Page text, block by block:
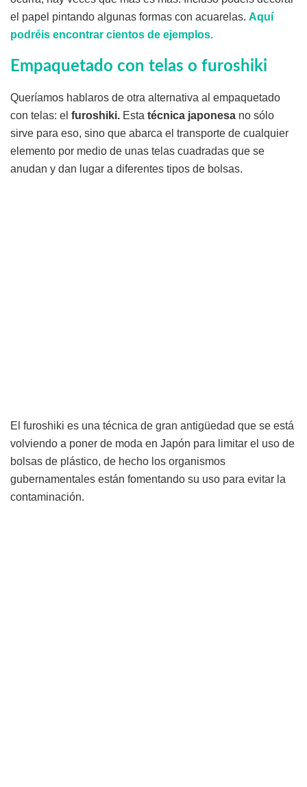
el papel pintando algunas formas con acuarelas. Aquí
podréis encontrar cientos de ejemplos.
Empaquetado con telas o furoshiki
Queríamos hablaros de otra alternativa al empaquetado
con telas: el furoshiki. Esta técnica japonesa no sólo
sirve para eso, sino que abarca el transporte de cualquier
elemento por medio de unas telas cuadradas que se
anudan y dan lugar a diferentes tipos de bolsas.
El furoshiki es una técnica de gran antigüedad que se está
volviendo a poner de moda en Japón para limitar el uso de
bolsas de plástico, de hecho los organismos
gubernamentales están fomentando su uso para evitar la
contaminación.